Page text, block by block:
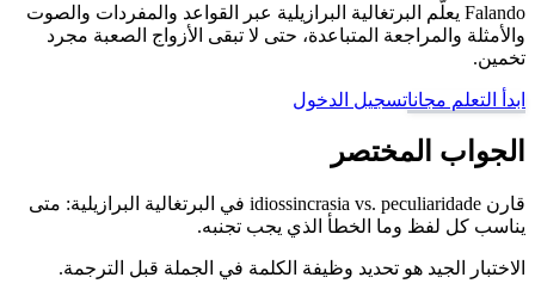
Falando يعلّم البرتغالية البرازيلية عبر القواعد والمفردات والصوت
والأمثلة والمراجعة المتباعدة، حتى لا تبقى الأزواج الصعبة مجرد
تخمين.
ابدأ التعلم مجاناتسجيل الدخول
الجواب المختصر
قارن idiossincrasia vs. peculiaridade في البرتغالية البرازيلية: متى
يناسب كل لفظ وما الخطأ الذي يجب تجنبه.
الاختبار الجيد هو تحديد وظيفة الكلمة في الجملة قبل الترجمة.